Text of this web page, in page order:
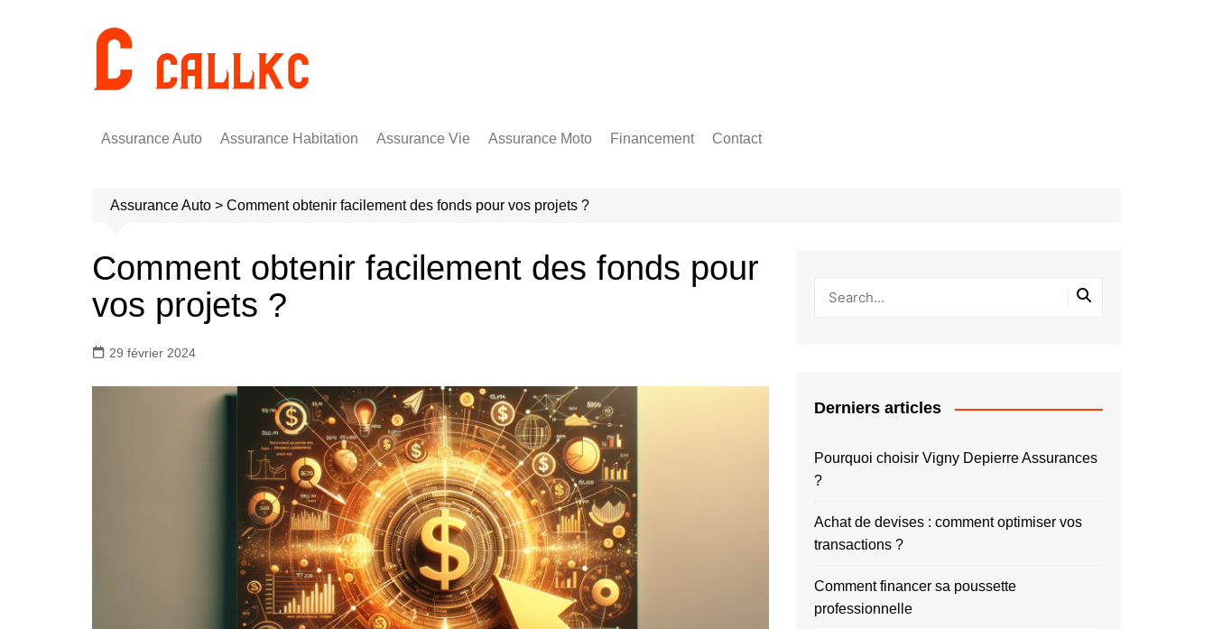
Assurance Auto Assurance Habitation Assurance Vie Assurance Moto Financement Contact
Assurance Auto > Comment obtenir facilement des fonds pour vos projets ?
Comment obtenir facilement des fonds pour
vos projets ?
29 février 2024
Derniers articles
Pourquoi choisir Vigny Depierre Assurances
?
Achat de devises : comment optimiser vos
transactions ?
Comment financer sa poussette
professionnelle